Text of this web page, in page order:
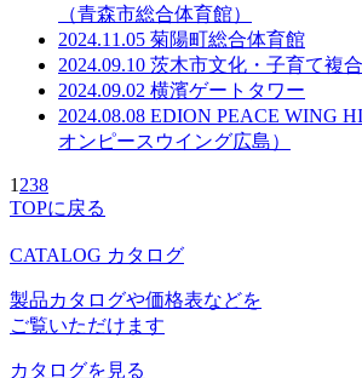
（青森市総合体育館）
2024.11.05 菊陽町総合体育館
2024.09.10 茨木市文化・子育て複
2024.09.02 横濱ゲートタワー
2024.08.08 EDION PEACE WING
オンピースウイング広島）
1 238
TOPに戻る
CATALOG カタログ
製品カタログや価格表などを
ご覧いただけます
カタログを見る